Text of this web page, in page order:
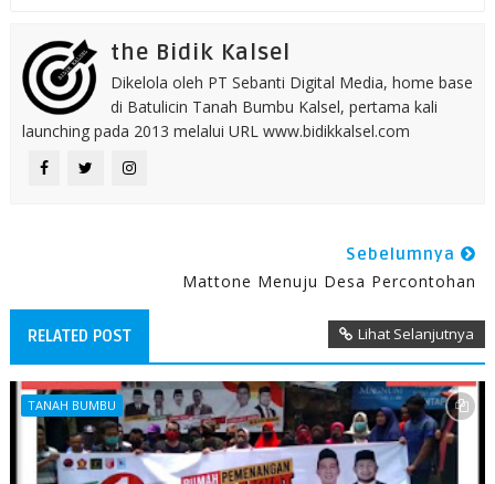
the Bidik Kalsel
Dikelola oleh PT Sebanti Digital Media, home base
di Batulicin Tanah Bumbu Kalsel, pertama kali
launching pada 2013 melalui URL www.bidikkalsel.com
Sebelumnya
Mattone Menuju Desa Percontohan
RELATED POST Lihat Selanjutnya
TANAH BUMBU